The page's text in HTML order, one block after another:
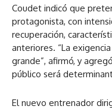
Coudet indicó que
protagonista, con
recuperación,
anteriores. “La
grande”, afirmó, y
público será
El nuevo entrenador